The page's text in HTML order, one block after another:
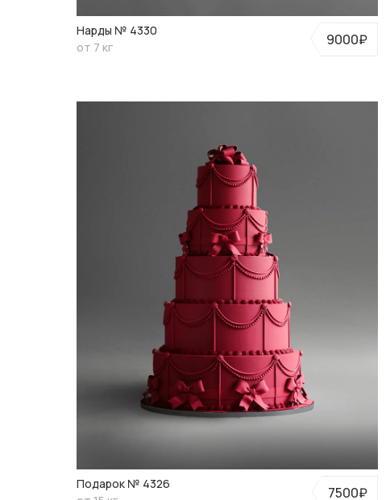
Нарды № 4330
от 7 кг
9000₽
Подарок № 4326
7500₽